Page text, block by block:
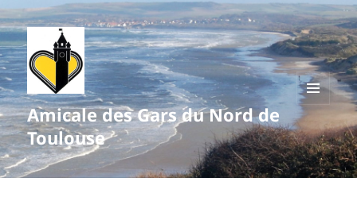
Amicale des Gars du Nord de
Toulouse
MENU
WIDGETS